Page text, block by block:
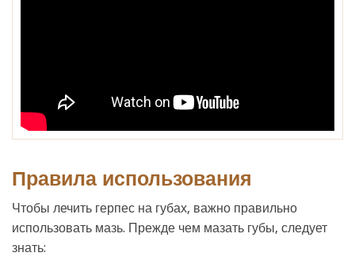
Правила использования
Чтобы лечить герпес на губах, важно правильно
использовать мазь. Прежде чем мазать губы, следует
знать: